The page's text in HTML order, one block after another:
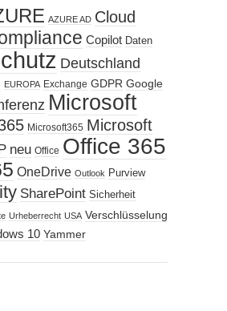
AZURE AD Cloud
Copilot Daten
Deutschland
EUROPA Exchange GDPR Google
Microsoft
Microsoft365 Microsoft
neu Office Office 365
OneDrive Outlook Purview
SharePoint Sicherheit
Urheberrecht USA Verschlüsselung
10 Yammer